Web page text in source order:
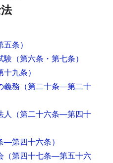
条）
験 （第六条・第七条）
九条）
義務 （第二十条―第二十
人 （第二十六条―第四十
―第四十六条）
（第四十七条―第五十六